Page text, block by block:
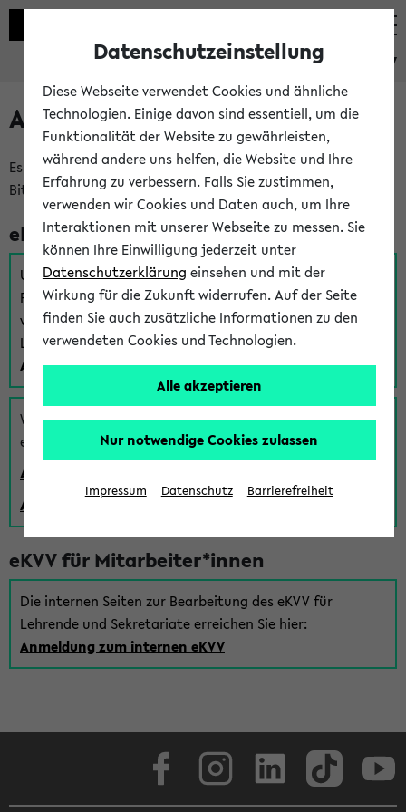
eKVV
Anmeldung am eKVV
Es gibt mehrere Möglichkeiten zur Anmeldung am eKVV.
Bitte wählen Sie die für Sie richtige aus:
eKVV für Studierende
Um sich einen Stundenplan zu erstellen und alle weiteren
Funktionen des eKVVs für Studierende zu nutzen,
verwenden Sie diesen Link zur Anmeldung über Ihr Uni
Login:
Anmeldung zum eKVV der Studierenden
Wenn Sie (noch) kein Uni Login haben, können Sie das
eKVV auch über einen Gastzugang verwenden:
Anmeldung über einen vorhandenen Gastzugang
Anlegen eines neuen Gastzugangs
eKVV für Mitarbeiter*innen
Die internen Seiten zur Bearbeitung des eKVV für
Lehrende und Sekretariate erreichen Sie hier:
Anmeldung zum internen eKVV
Datenschutzeinstellung
Diese Webseite verwendet Cookies und ähnliche
Technologien. Einige davon sind essentiell, um die
Funktionalität der Website zu gewährleisten,
während andere uns helfen, die Website und Ihre
Erfahrung zu verbessern. Falls Sie zustimmen,
verwenden wir Cookies und Daten auch, um Ihre
Interaktionen mit unserer Webseite zu messen. Sie
können Ihre Einwilligung jederzeit unter
Datenschutzerklärung einsehen und mit der
Wirkung für die Zukunft widerrufen. Auf der Seite
finden Sie auch zusätzliche Informationen zu den
verwendeten Cookies und Technologien.
Alle akzeptieren
Nur notwendige Cookies zulassen
Impressum Datenschutz Barrierefreiheit